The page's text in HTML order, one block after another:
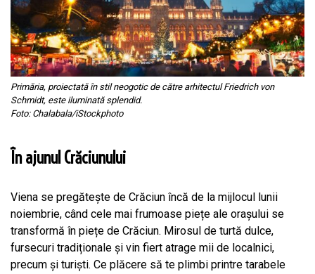
Primăria, proiectată în stil neogotic de către arhitectul Friedrich von
Schmidt, este iluminată splendid.
Foto: Chalabala/iStockphoto
În ajunul Crăciunului
Viena se pregătește de Crăciun încă de la mijlocul lunii
noiembrie, când cele mai frumoase piețe ale orașului se
transformă în piețe de Crăciun. Mirosul de turtă dulce,
fursecuri tradiționale și vin fiert atrage mii de localnici,
precum și turiști. Ce plăcere să te plimbi printre tarabele